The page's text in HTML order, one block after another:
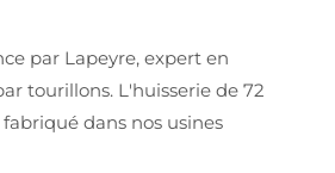
par Lapeyre, expert en
tourillons. L'huisserie de 72
dans nos usines